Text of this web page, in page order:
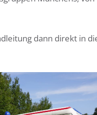
dann direkt in